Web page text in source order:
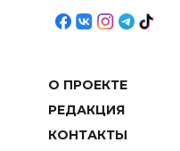
О ПРОЕКТЕ
РЕДАКЦИЯ
КОНТАКТЫ